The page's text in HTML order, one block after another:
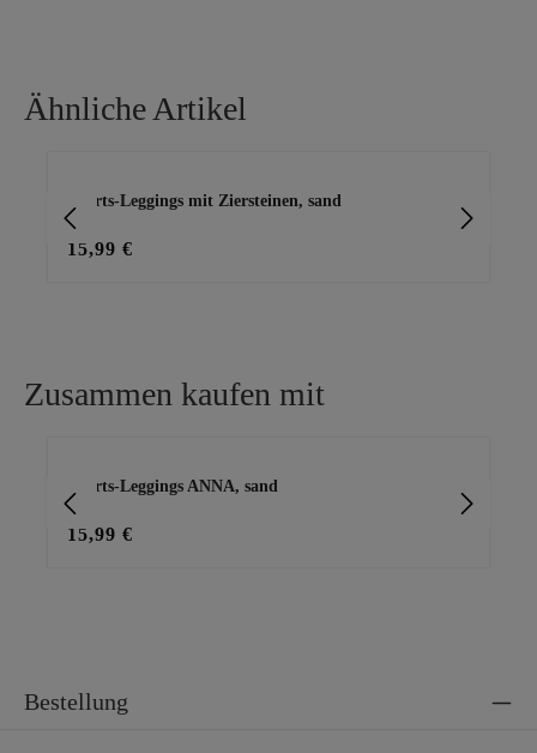
Ähnliche Artikel
Shorts-Leggings mit Ziersteinen, sand
15,99 €
Zusammen kaufen mit
Shorts-Leggings ANNA, sand
15,99 €
Bestellung